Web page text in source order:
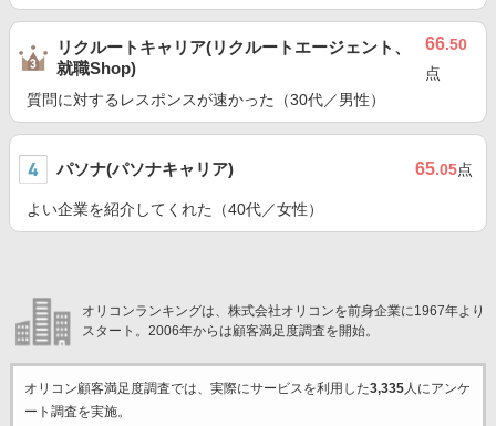
リクルートキャリア(リクルートエージェント、
就職Shop)
66.50
点
質問に対するレスポンスが速かった（30代／男性）
パソナ(パソナキャリア) 65.05点
よい企業を紹介してくれた（40代／女性）
オリコンランキングは、株式会社オリコンを前身企業に1967年より
スタート。2006年からは顧客満足度調査を開始。
オリコン顧客満足度調査では、実際にサービスを利用した3,335人にアンケ
ート調査を実施。